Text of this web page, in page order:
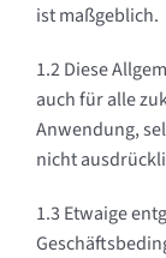
ist maßgeblich.
1.2 Diese
auch für alle
Anwendung,
nicht
1.3 Etwaige